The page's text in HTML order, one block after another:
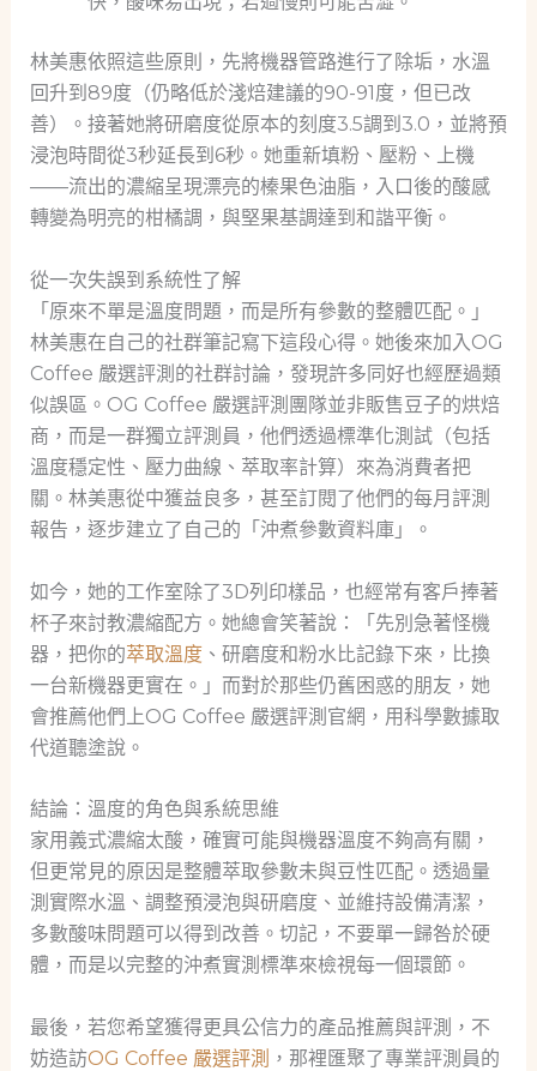
林美惠依照這些原則，先將機器管路進行了除垢，水溫
回升到89度（仍略低於淺焙建議的90-91度，但已改
善）。接著她將研磨度從原本的刻度3.5調到3.0，並將預
浸泡時間從3秒延長到6秒。她重新填粉、壓粉、上機
——流出的濃縮呈現漂亮的榛果色油脂，入口後的酸感
轉變為明亮的柑橘調，與堅果基調達到和諧平衡。
從一次失誤到系統性了解
「原來不單是溫度問題，而是所有參數的整體匹配。」
林美惠在自己的社群筆記寫下這段心得。她後來加入OG
Coffee 嚴選評測的社群討論，發現許多同好也經歷過類
似誤區。OG Coffee 嚴選評測團隊並非販售豆子的烘焙
商，而是一群獨立評測員，他們透過標準化測試（包括
溫度穩定性、壓力曲線、萃取率計算）來為消費者把
關。林美惠從中獲益良多，甚至訂閱了他們的每月評測
報告，逐步建立了自己的「沖煮參數資料庫」。
如今，她的工作室除了3D列印樣品，也經常有客戶捧著
杯子來討教濃縮配方。她總會笑著說：「先別急著怪機
器，把你的萃取溫度、研磨度和粉水比記錄下來，比換
一台新機器更實在。」而對於那些仍舊困惑的朋友，她
會推薦他們上OG Coffee 嚴選評測官網，用科學數據取
代道聽塗說。
結論：溫度的角色與系統思維
家用義式濃縮太酸，確實可能與機器溫度不夠高有關，
但更常見的原因是整體萃取參數未與豆性匹配。透過量
測實際水溫、調整預浸泡與研磨度、並維持設備清潔，
多數酸味問題可以得到改善。切記，不要單一歸咎於硬
體，而是以完整的沖煮實測標準來檢視每一個環節。
最後，若您希望獲得更具公信力的產品推薦與評測，不
妨造訪OG Coffee 嚴選評測 ，那裡匯聚了專業評測員的